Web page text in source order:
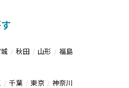
秋田 山形 福島
千葉 東京 神奈川